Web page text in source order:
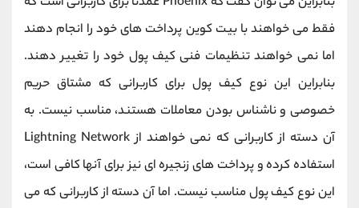
فقط می خواهند با بیت کوین پرداخت های خود را انجام دهند
اما نمی خواهند تنظیمات فنی کیف پول خود را تغییر دهند.
بنابراین این نوع کیف پول برای کاربرانی که مشتاق حریم
خصوصی و ناشناس بودن معاملات هستند، مناسب نیست. به
آن دسته از کاربرانی که نمی خواهند از Lightning Network
استفاده کرده و پرداخت های زنجیره ای نیز برای آنها کافی است،
این نوع کیف پول مناسب نیست. اما آن دسته از کاربرانی که می